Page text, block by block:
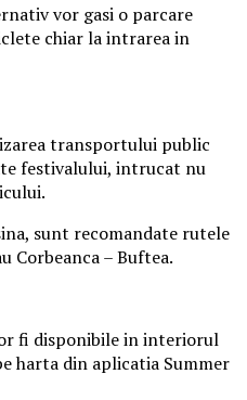
vor gasi o parcare
chiar la intrarea in
transportului public
festivalului, intrucat nu
sunt recomandate rutele
Corbeanca – Buftea.
fi disponibile in interiorul
harta din aplicatia Summer